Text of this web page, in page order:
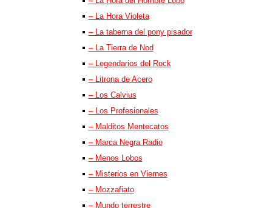
– La Hora Violeta
– La taberna del pony pisador
– La Tierra de Nod
– Legendarios del Rock
– Litrona de Acero
– Los Calvius
– Los Profesionales
– Malditos Mentecatos
– Marca Negra Radio
– Menos Lobos
– Misterios en Viernes
– Mozzafiato
– Mundo terrestre